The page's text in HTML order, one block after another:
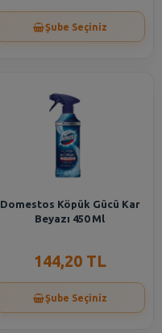
Şube Seçiniz
Domestos Köpük Gücü Kar
Beyazı 450 Ml
144,20 TL
Şube Seçiniz